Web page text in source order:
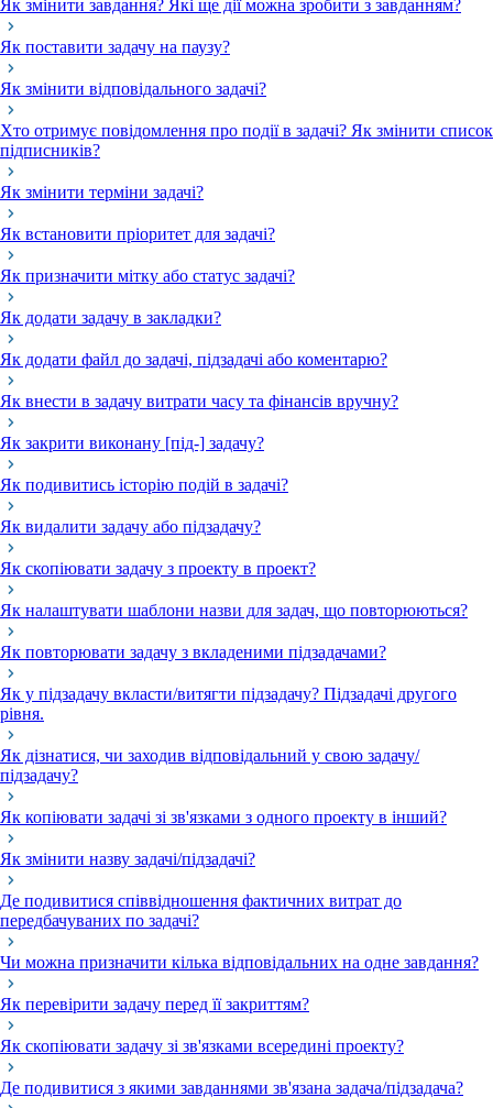
Як змінити завдання? Які ще дії можна зробити з завданням?
Як поставити задачу на паузу?
Як змінити відповідального задачі?
Хто отримує повідомлення про події в задачі? Як змінити список
підписників?
Як змінити терміни задачі?
Як встановити пріоритет для задачі?
Як призначити мітку або статус задачі?
Як додати задачу в закладки?
Як додати файл до задачі, підзадачі або коментарю?
Як внести в задачу витрати часу та фінансів вручну?
Як закрити виконану [під-] задачу?
Як подивитись історію подій в задачі?
Як видалити задачу або підзадачу?
Як скопіювати задачу з проекту в проект?
Як налаштувати шаблони назви для задач, що повторюються?
Як повторювати задачу з вкладеними підзадачами?
Як у підзадачу вкласти/витягти підзадачу? Підзадачі другого
рівня.
Як дізнатися, чи заходив відповідальний у свою задачу/
підзадачу?
Як копіювати задачі зі зв'язками з одного проекту в інший?
Як змінити назву задачі/підзадачі?
Де подивитися співвідношення фактичних витрат до
передбачуваних по задачі?
Чи можна призначити кілька відповідальних на одне завдання?
Як перевірити задачу перед її закриттям?
Як скопіювати задачу зі зв'язками всередині проекту?
Де подивитися з якими завданнями зв'язана задача/підзадача?